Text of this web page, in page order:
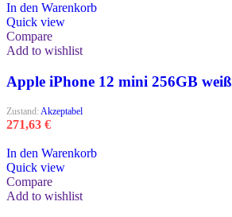
In den Warenkorb
Quick view
Compare
Add to wishlist
Apple iPhone 12 mini 256GB weiß
Zustand: Akzeptabel
271,63 €
In den Warenkorb
Quick view
Compare
Add to wishlist